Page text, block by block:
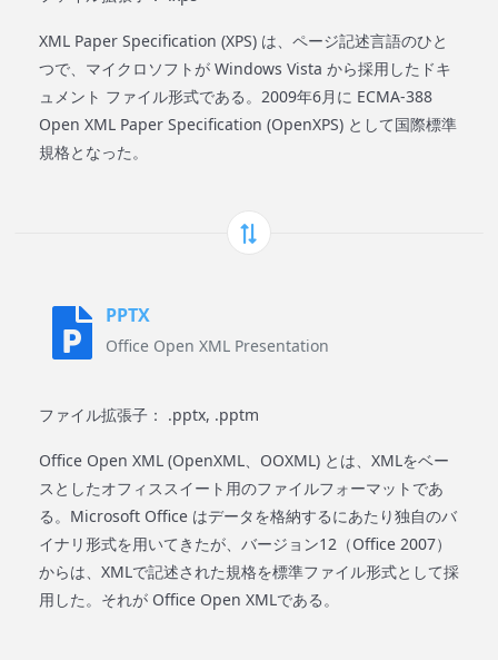
XML Paper Specification (XPS) は、ページ記述言語のひと
つで、マイクロソフトが Windows Vista から採用したドキ
ュメント ファイル形式である。2009年6月に ECMA-388
Open XML Paper Specification (OpenXPS) として国際標準
規格となった。
PPTX
Office Open XML Presentation
ファイル拡張子： .pptx, .pptm
Office Open XML (OpenXML、OOXML) とは、XMLをベー
スとしたオフィススイート用のファイルフォーマットであ
る。Microsoft Office はデータを格納するにあたり独自のバ
イナリ形式を用いてきたが、バージョン12（Office 2007）
からは、XMLで記述された規格を標準ファイル形式として採
用した。それが Office Open XMLである。